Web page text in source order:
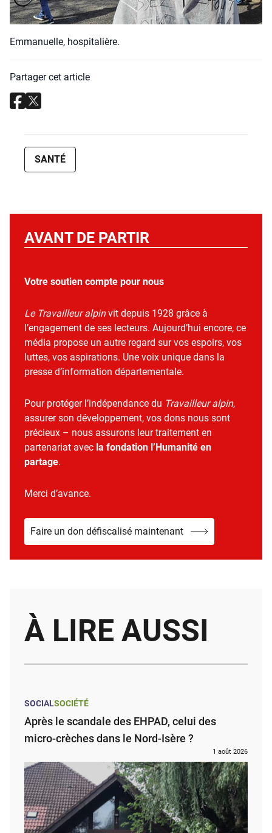
Emma­nuelle, hos­pi­ta­lière.
Partager cet article
SANTÉ
AVANT DE PARTIR
Votre soutien compte pour nous
Le Travailleur alpinvit depuis 1928 grâce à
l’engagement de ses lecteurs. Aujourd’hui encore, ce
média propose un autre regard sur vos espoirs, vos
luttes, vos aspirations. Une voix unique dans la
presse d’information départementale.
Pour protéger l’indépendance du Travailleur alpin,
assurer son développement, vos dons nous sont
précieux – nous assurons leur traitement en
partenariat avec la fondation l’Humanité en
partage.
Merci d’avance.
Faire un don défiscalisé maintenant
À LIRE AUSSI
SOCIALSOCIÉTÉ
Après le scandale des EHPAD, celui des
micro-crèches dans le Nord-Isère ?
1 août 2026